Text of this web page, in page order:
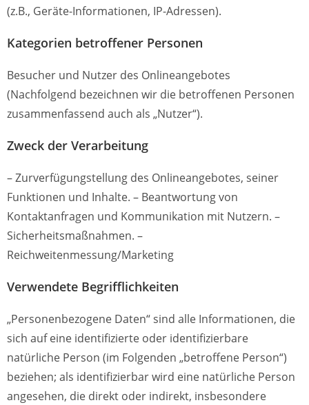
(z.B., Geräte-Informationen, IP-Adressen).
Kategorien betroffener Personen
Besucher und Nutzer des Onlineangebotes
(Nachfolgend bezeichnen wir die betroffenen Personen
zusammenfassend auch als „Nutzer“).
Zweck der Verarbeitung
– Zurverfügungstellung des Onlineangebotes, seiner
Funktionen und Inhalte. – Beantwortung von
Kontaktanfragen und Kommunikation mit Nutzern. –
Sicherheitsmaßnahmen. –
Reichweitenmessung/Marketing
Verwendete Begrifflichkeiten
„Personenbezogene Daten“ sind alle Informationen, die
sich auf eine identifizierte oder identifizierbare
natürliche Person (im Folgenden „betroffene Person“)
beziehen; als identifizierbar wird eine natürliche Person
angesehen, die direkt oder indirekt, insbesondere